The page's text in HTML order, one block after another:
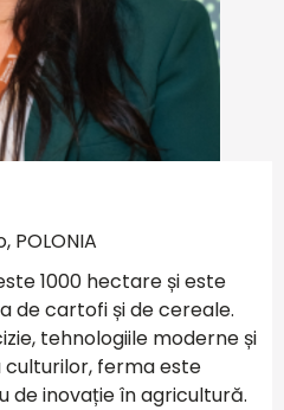
1000 hectare și este
de cartofi și de cereale.
tehnologiile moderne și
ferma este
de inovație în agricultură.